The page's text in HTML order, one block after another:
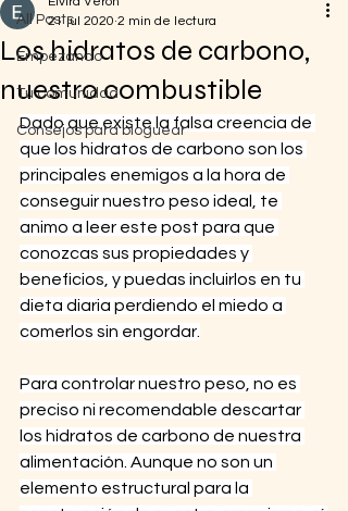
All Posts
Empezando
Tu comunidad
Consejos para bloguear
Los hidratos de carbono,
nuestro combustible
21 jul 2020 2 min de lectura
Dado que existe la falsa creencia de
que los hidratos de carbono son los
principales enemigos a la hora de
conseguir nuestro peso ideal, te
animo a leer este post para que
conozcas sus propiedades y
beneficios, y puedas incluirlos en tu
dieta diaria perdiendo el miedo a
comerlos sin engordar.
Para controlar nuestro peso, no es
preciso ni recomendable descartar
los hidratos de carbono de nuestra
alimentación. Aunque no son un
elemento estructural para la